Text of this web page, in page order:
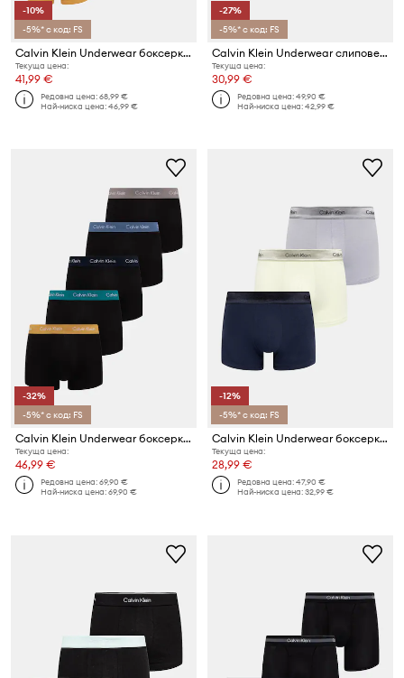
-10%
-5%* с код: FS
Calvin Klein Underwear боксерки мъжки от памук с еластан 5 броя
Текуща цена:
41,99 €
Редовна цена:68,99 €
Най-ниска цена:46,99 €
-27%
-5%* с код: FS
Calvin Klein Underwear слипове мъжки 3 броя
Текуща цена:
30,99 €
Редовна цена:49,90 €
Най-ниска цена:42,99 €
-32%
-5%* с код: FS
Calvin Klein Underwear боксерки мъжки от памук с еластан 5 броя
Текуща цена:
46,99 €
Редовна цена:69,90 €
Най-ниска цена:69,90 €
-12%
-5%* с код: FS
Calvin Klein Underwear боксерки мъжки от памук с еластан 3 броя
Текуща цена:
28,99 €
Редовна цена:47,90 €
Най-ниска цена:32,99 €